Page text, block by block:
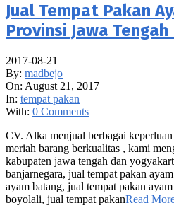
Jual Tempat Pakan
Provinsi Jawa
2017-08-21
By: madbejo
On: August 21, 2017
In: tempat pakan
With: 0 Comments
CV. Alka menjual berbagai
meriah barang berkualitas , kami
kabupaten jawa tengah dan
banjarnegara, jual tempat pakan
ayam batang, jual tempat pakan
boyolali, jual tempat pakanRead